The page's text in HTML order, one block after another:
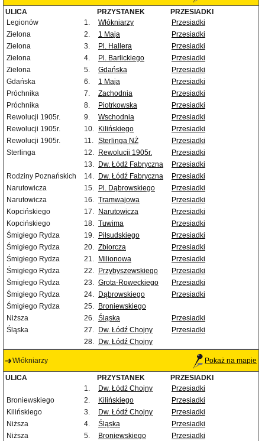
ULICA PRZYSTANEK
PRZESIADKI
Legionów
1. Włókniarzy
Przesiadki
Zielona
2. 1 Maja
Przesiadki
Zielona
3. Pl. Hallera
Przesiadki
Zielona
4. Pl. Barlickiego
Przesiadki
Zielona
5. Gdańska
Przesiadki
Gdańska
6. 1 Maja
Przesiadki
Próchnika
7. Zachodnia
Przesiadki
Próchnika
8. Piotrkowska
Przesiadki
Rewolucji 1905r.
9. Wschodnia
Przesiadki
Rewolucji 1905r.
10. Kilińskiego
Przesiadki
Rewolucji 1905r.
11. Sterlinga NŻ
Przesiadki
Sterlinga
12. Rewolucji 1905r.
Przesiadki
13.
Dw. Łódź Fabryczna
Przesiadki
Rodziny Poznańskich
14. Dw. Łódź Fabryczna
Przesiadki
Narutowicza
15. Pl. Dąbrowskiego
Przesiadki
Narutowicza
16. Tramwajowa
Przesiadki
Kopcińskiego
17. Narutowicza
Przesiadki
Kopcińskiego
18. Tuwima
Przesiadki
Śmigłego Rydza
19. Piłsudskiego
Przesiadki
Śmigłego Rydza
20. Zbiorcza
Przesiadki
Śmigłego Rydza
21. Milionowa
Przesiadki
Śmigłego Rydza
22. Przybyszewskiego
Przesiadki
Śmigłego Rydza
23. Grota-Roweckiego
Przesiadki
Śmigłego Rydza
24. Dąbrowskiego
Przesiadki
Śmigłego Rydza
25.
Broniewskiego
Niższa
26. Śląska
Przesiadki
Śląska
27. Dw. Łódź Chojny
Przesiadki
28.
Dw. Łódź Chojny
Włókniarzy Pokaż na mapie
ULICA PRZYSTANEK
PRZESIADKI
1.
Dw. Łódź Chojny
Przesiadki
Broniewskiego
2. Kilińskiego
Przesiadki
Kilińskiego
3. Dw. Łódź Chojny
Przesiadki
Niższa
4. Śląska
Przesiadki
Niższa
5. Broniewskiego
Przesiadki